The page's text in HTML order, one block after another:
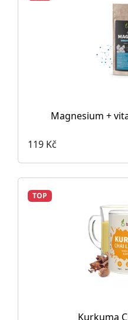
Magnesium +
119 Kč
TOP
Kurkuma